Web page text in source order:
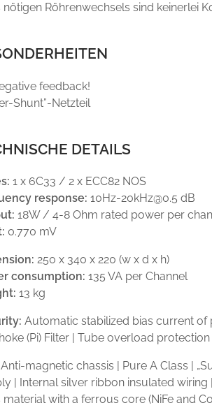
nötigen Röhrenwechsels sind keinerlei
feedback!
Shunt”-Netzteil
DETAILS
1 x 6C33 / 2 x ECC82 NOS
response: 10Hz-20kHz@0.5 dB
18W / 4-8 Ohm rated power per
0.770 mV
250 x 340 x 220 (w x d x h)
consumption: 135 VA per Channel
13 kg
Automatic stabilized bias current
(Pi) Filter | Tube overload protection
Anti-magnetic chassis | Pure A Class |
| Internal silver ribbon insulated
material with a ferrous core (NiFe and